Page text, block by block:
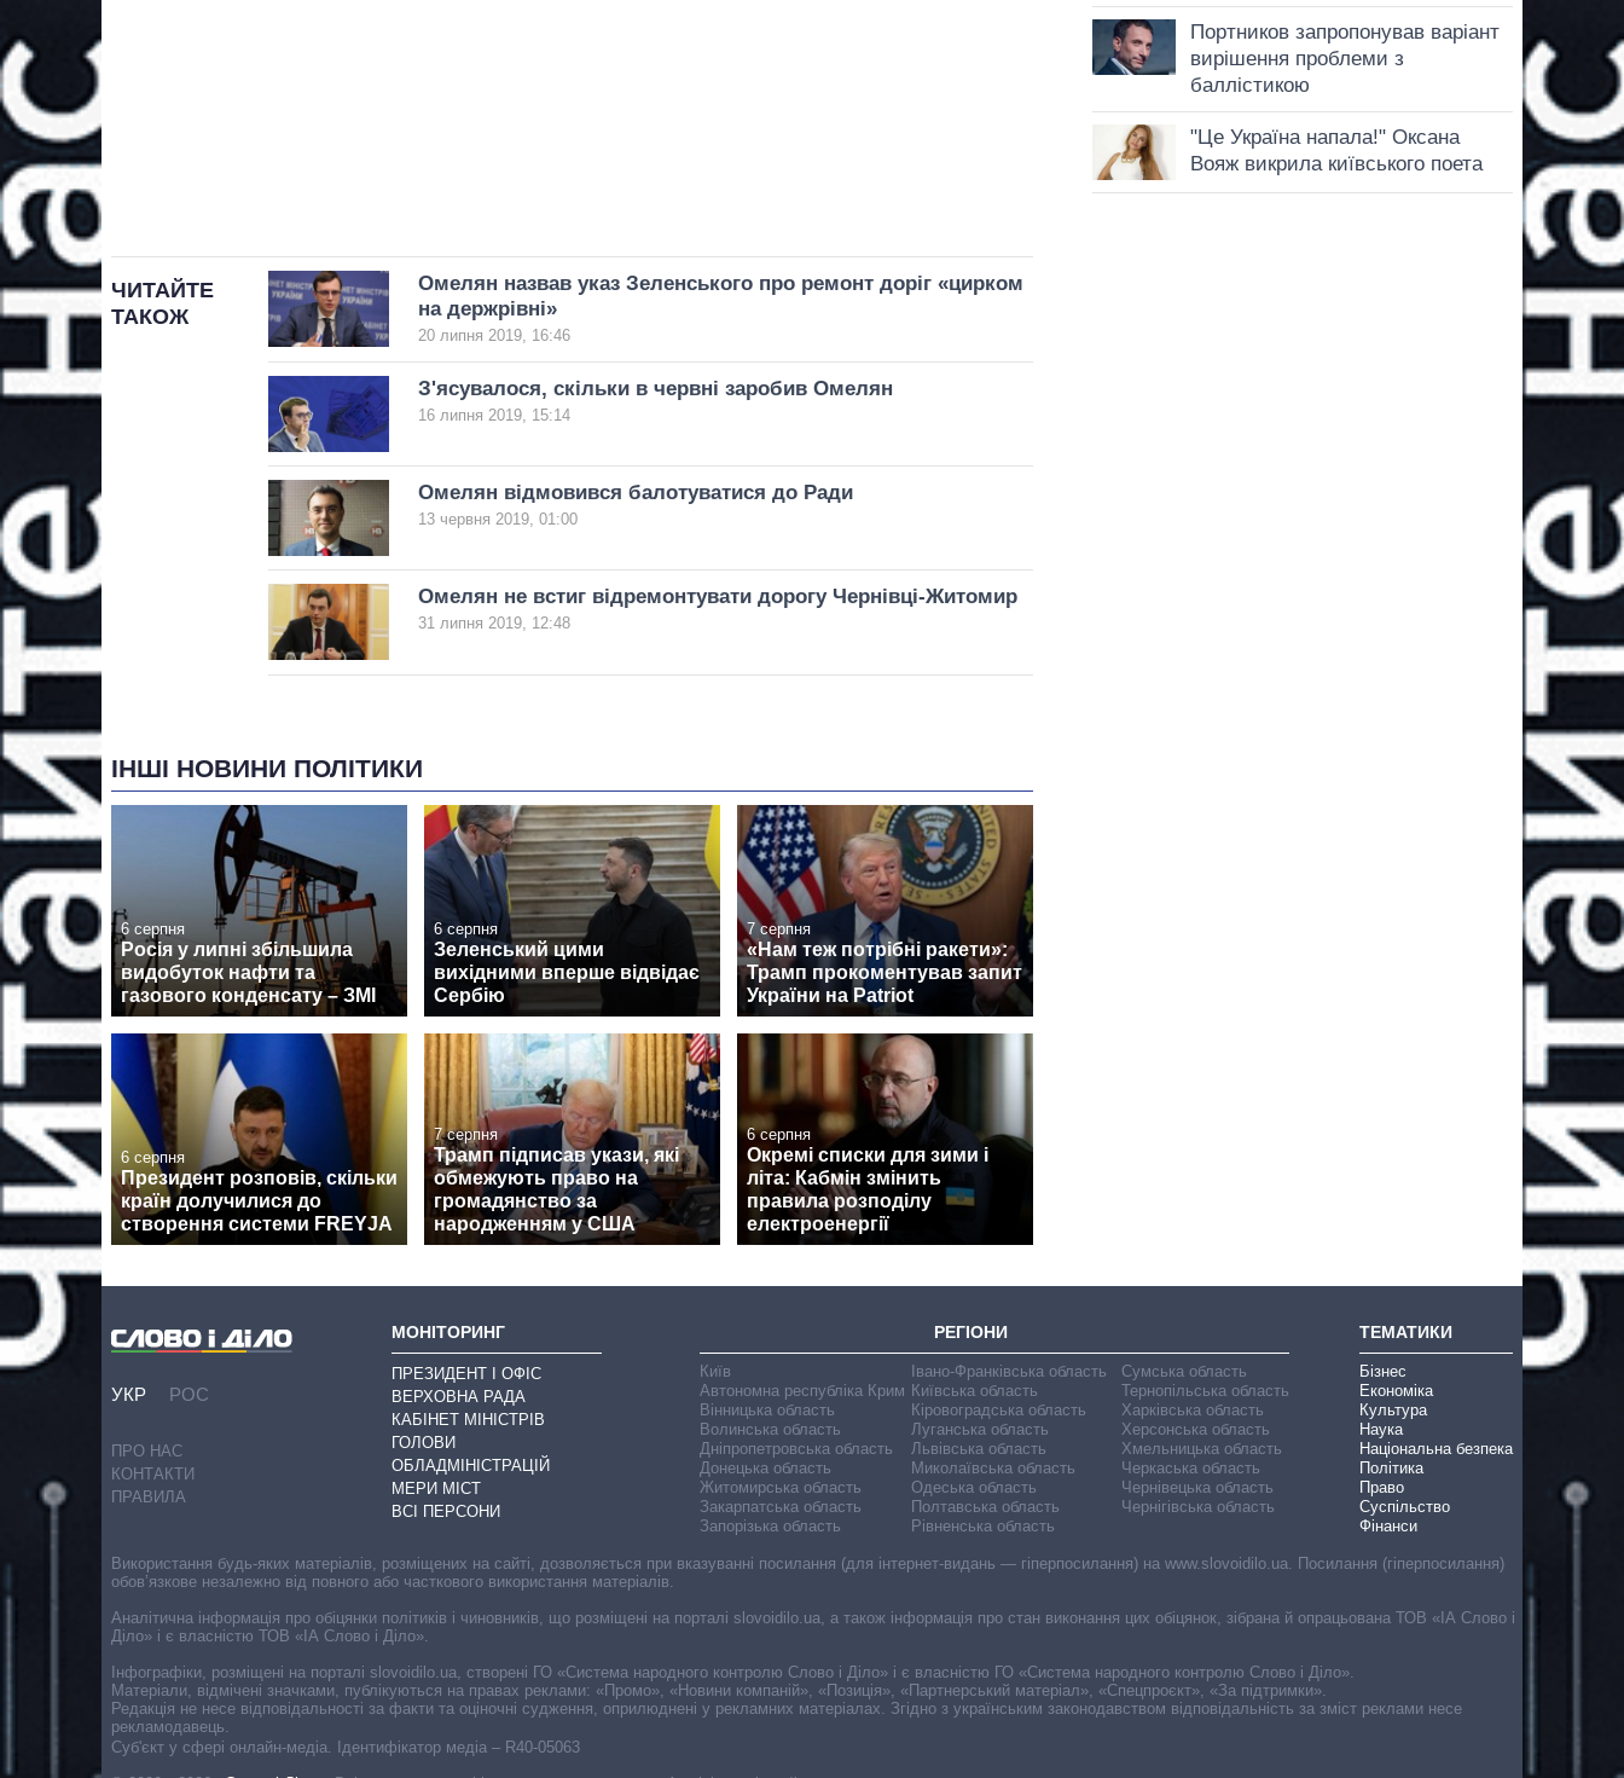
ЧИТАЙТЕ
ТАКОЖ
Омелян назвав указ Зеленського про ремонт доріг «цирком
на держрівні»
20 липня 2019, 16:46
З'ясувалося, скільки в червні заробив Омелян
16 липня 2019, 15:14
Омелян відмовився балотуватися до Ради
13 червня 2019, 01:00
Омелян не встиг відремонтувати дорогу Чернівці-Житомир
31 липня 2019, 12:48
ІНШІ НОВИНИ ПОЛІТИКИ
6 серпня
Росія у липні збільшила
видобуток нафти та
газового конденсату – ЗМІ
6 серпня
Зеленський цими
вихідними вперше відвідає
Сербію
7 серпня
«Нам теж потрібні ракети»:
Трамп прокоментував запит
України на Patriot
6 серпня
Президент розповів, скільки
країн долучилися до
створення системи FREYJA
7 серпня
Трамп підписав укази, які
обмежують право на
громадянство за
народженням у США
6 серпня
Окремі списки для зими і
літа: Кабмін змінить
правила розподілу
електроенергії
УКР РОС
ПРО НАС
КОНТАКТИ
ПРАВИЛА
МОНІТОРИНГ
ПРЕЗИДЕНТ І ОФІС
ВЕРХОВНА РАДА
КАБІНЕТ МІНІСТРІВ
ГОЛОВИ
ОБЛАДМІНІСТРАЦІЙ
МЕРИ МІСТ
ВСІ ПЕРСОНИ
РЕГІОНИ
Київ
Автономна республіка Крим
Вінницька область
Волинська область
Дніпропетровська область
Донецька область
Житомирська область
Закарпатська область
Запорізька область
Івано-Франківська область
Київська область
Кіровоградська область
Луганська область
Львівська область
Миколаївська область
Одеська область
Полтавська область
Рівненська область
Сумська область
Тернопільська область
Харківська область
Херсонська область
Хмельницька область
Черкаська область
Чернівецька область
Чернігівська область
ТЕМАТИКИ
Бізнес
Економіка
Культура
Наука
Національна безпека
Політика
Право
Суспільство
Фінанси
Cуб'єкт у сфері онлайн-медіа. Ідентифікатор медіа – R40-05063
Використання будь-яких матеріалів, розміщених на сайті, дозволяється при вказуванні посилання (для інтернет-видань — гіперпосилання) на www.slovoidilo.ua. Посилання (гіперпосилання)
обов’язкове незалежно від повного або часткового використання матеріалів.
Аналітична інформація про обіцянки політиків і чиновників, що розміщені на порталі slovoidilo.ua, а також інформація про стан виконання цих обіцянок, зібрана й опрацьована ТОВ «ІА Слово і
Діло» і є власністю ТОВ «ІА Слово і Діло».
Інфографіки, розміщені на порталі slovoidilo.ua, створені ГО «Система народного контролю Слово і Діло» і є власністю ГО «Система народного контролю Слово і Діло».
Матеріали, відмічені значками, публікуються на правах реклами: «Промо», «Новини компаній», «Позиція», «Партнерський матеріал», «Спецпроєкт», «За підтримки».
Редакція не несе відповідальності за факти та оціночні судження, оприлюднені у рекламних матеріалах. Згідно з українським законодавством відповідальність за зміст реклами несе
рекламодавець.